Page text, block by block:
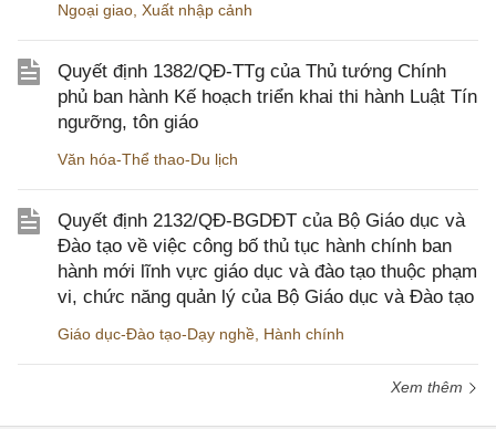
Ngoại giao Xuất nhập cảnh
Quyết định 1382/QĐ-TTg của Thủ tướng Chính
phủ ban hành Kế hoạch triển khai thi hành Luật Tín
ngưỡng, tôn giáo
Văn hóa-Thể thao-Du lịch
Quyết định 2132/QĐ-BGDĐT của Bộ Giáo dục và
Đào tạo về việc công bố thủ tục hành chính ban
hành mới lĩnh vực giáo dục và đào tạo thuộc phạm
vi, chức năng quản lý của Bộ Giáo dục và Đào tạo
Giáo dục-Đào tạo-Dạy nghề Hành chính
Xem thêm